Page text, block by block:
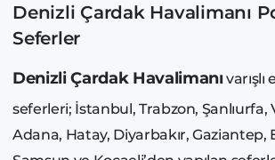
Denizli Çardak Havalimanı
Seferler
Denizli Çardak Havalimanıvarışlı
seferleri; İstanbul, Trabzon, Şanlıurfa,
Adana, Hatay, Diyarbakır, Gaziantep,